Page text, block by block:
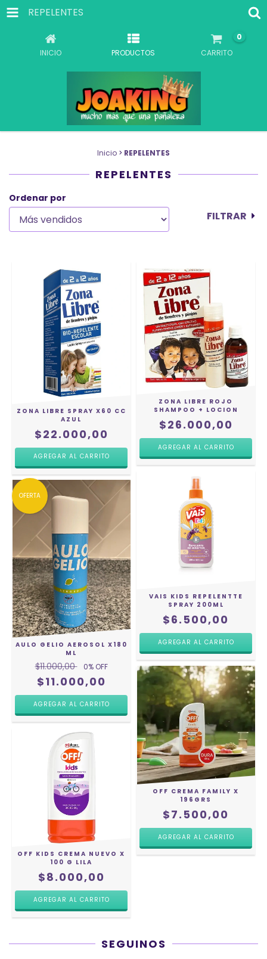
REPELENTES
INICIO PRODUCTOS CARRITO
0
Inicio > REPELENTES
REPELENTES
Ordenar por
FILTRAR
ZONA LIBRE SPRAY X60 CC
AZUL
$22.000,00
ZONA LIBRE ROJO
SHAMPOO + LOCION
$26.000,00
OFERTA
AULO GELIO AEROSOL X180
ML
$11.000,00 0% OFF
$11.000,00
VAIS KIDS REPELENTTE
SPRAY 200ML
$6.500,00
OFF KIDS CREMA NUEVO X
100 G LILA
$8.000,00
OFF CREMA FAMILY X
196GRS
$7.500,00
SEGUINOS